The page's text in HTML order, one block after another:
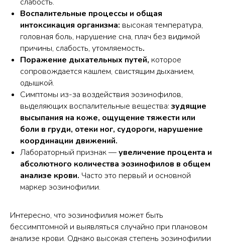
Воспалительные процессы и общая
интоксикация организма: высокая температура,
головная боль, нарушение сна, плач без видимой
причины, слабость, утомляемость.
Поражение дыхательных путей, которое
сопровождается кашлем, свистящим дыханием,
одышкой.
Симптомы из-за воздействия эозинофилов,
выделяющих воспалительные вещества:зудящие
высыпания на коже, ощущение тяжести или
боли в груди, отеки ног, судороги, нарушение
координации движений.
Лабораторный признак —увеличение процента и
абсолютного количества эозинофилов в общем
анализе крови. Часто это первый и основной
маркер эозинофилии.
Интересно, что эозинофилия может быть
бессимптомной и выявляться случайно при плановом
анализе крови. Однако высокая степень эозинофилии